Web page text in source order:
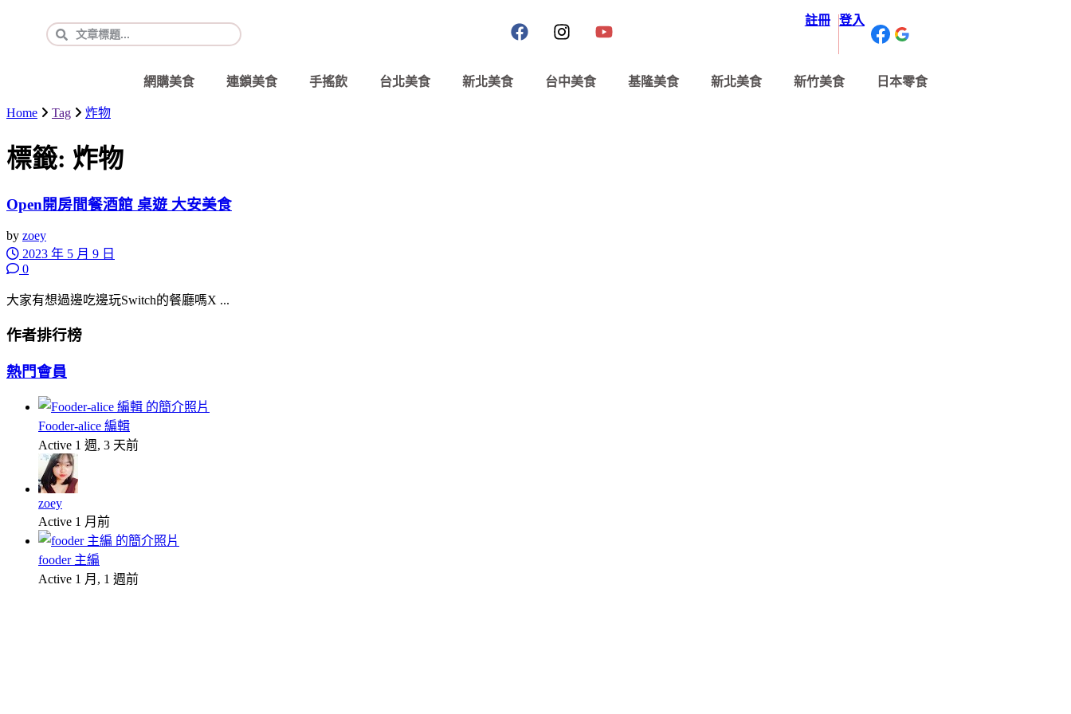
註冊 登入
網購美食 連鎖美食 手搖飲 台北美食 新北美食 台中美食 基隆美食 新北美食 新竹美食 日本零食
Home Tag 炸物
標籤: 炸物
Open開房間餐酒館 桌遊 大安美食
by zoey
2023 年 5 月 9 日
0
大家有想過邊吃邊玩Switch的餐廳嗎X ...
作者排行榜
熱門會員
Fooder-alice 編輯
Active 1 週, 3 天前
zoey
Active 1 月前
fooder 主編
Active 1 月, 1 週前